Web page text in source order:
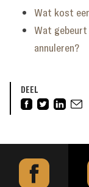
Wat kost
Wat
annuleren?
DEEL